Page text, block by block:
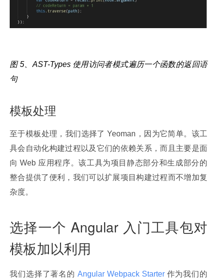
图 5、AST-Types 使用访问者模式遍历一个函数的返回语
句
模板处理
至于模板处理，我们选择了 Yeoman，因为它简单。该工
具会自动化构建过程以及它们的依赖关系，而且主要是面
向 Web 应用程序。该工具为项目静态部分和生成部分的
整合提供了便利，我们可以扩展项目构建过程而不增加复
杂度。
选择一个 Angular 入门工具包对
模板加以利用
我们选择了著名的 Angular Webpack Starter 作为我们的